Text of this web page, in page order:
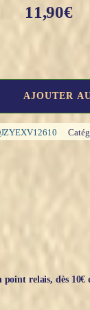
11,90€
AJOUTER
relais, dès 10€